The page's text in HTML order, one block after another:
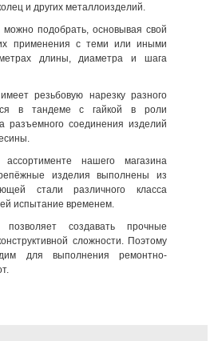
и других металлоизделий.
можно подобрать, основывая свой
применения с теми или иными
длины, диаметра и шага
имеет резьбовую нарезку разного
в тандеме с гайкой в роли
разъемного соединения изделий
нашего магазина
изделия выполнены из
стали различного класса
испытание временем.
позволяет создавать прочные
сложности. Поэтому
для выполнения ремонтно-